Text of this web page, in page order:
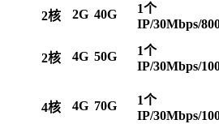
2核 2G 40G
1个
IP/30Mbps/
2核 4G 50G
1个
IP/30Mbps/
4核 4G 70G
1个
IP/30Mbps/